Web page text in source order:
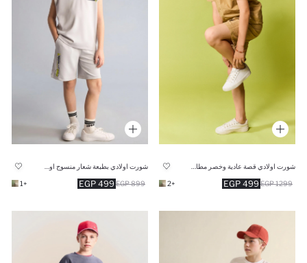
499 EGP 1299 EGP
+2
499 EGP 899 EGP
+1